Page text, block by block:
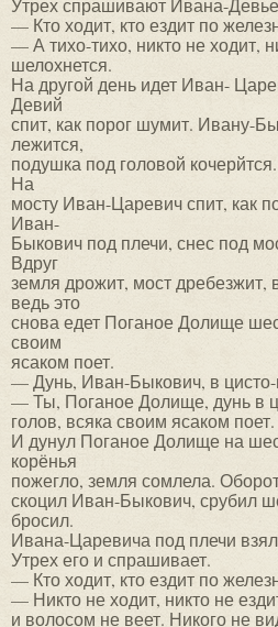
Утрех спрашивают Ивана-
— Кто ходит, кто ездит по
— А тихо-тихо, никто не ходит,
шелохнется.
На другой день идет Иван-
Девий
спит, как порог шумит. Ивану-
лежится,
подушка под головой
На
мосту Иван-Царевич спит, как
Иван-
Быкович под плечи, снес под
Вдруг
земля дрожит, мост дребезжит,
ведь это
снова едет Поганое Долище
своим
ясаком поет.
— Дунь, Иван-Быкович, в
— Ты, Поганое Долище, дунь в
голов, всяка своим ясаком поет.
И дунул Поганое Долище на
корёнья
пожегло, земля сомлела.
скоцил Иван-Быкович, срубил
бросил.
Ивана-Царевича под плечи
Утрех его и спрашивает.
— Кто ходит, кто ездит по
— Никто не ходит, никто не
и волосом не веет. Никого не